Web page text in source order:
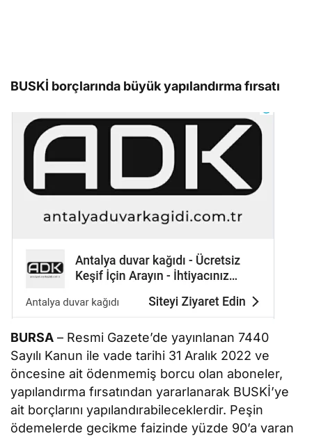
BUSKİ borçlarında büyük yapılandırma fırsatı
BURSA – Resmi Gazete’de yayınlanan 7440
Sayılı Kanun ile vade tarihi 31 Aralık 2022 ve
öncesine ait ödenmemiş borcu olan aboneler,
yapılandırma fırsatından yararlanarak BUSKİ’ye
ait borçlarını yapılandırabileceklerdir. Peşin
ödemelerde gecikme faizinde yüzde 90’a varan